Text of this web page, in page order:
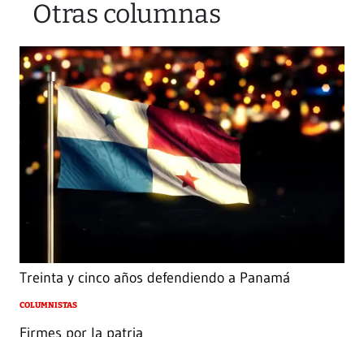
Otras columnas
Treinta y cinco años defendiendo a Panamá
COLUMNISTAS
Firmes por la patria